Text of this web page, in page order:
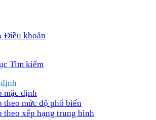
Điều khoản
Tìm kiếm
định
mặc định
theo mức độ phổ biến
theo xếp hạng trung bình